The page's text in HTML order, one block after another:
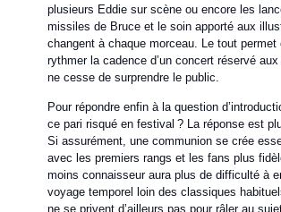
plusieurs Eddie sur scène ou encore les
missiles de Bruce et le soin apporté aux
changent à chaque morceau. Le tout permet
rythmer la cadence d’un concert réservé
ne cesse de surprendre le public.
Pour répondre enfin à la question
ce pari risqué en festival ? La réponse est
Si assurément, une communion se crée
avec les premiers rangs et les fans plus
moins connaisseur aura plus de difficulté à
voyage temporel loin des classiques
ne se privent d’ailleurs pas pour râler au